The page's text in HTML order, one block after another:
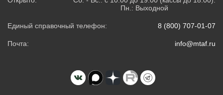
Пн.: Выходной
Единый справочный телефон: 8 (800) 707-01-07
Почта: info@mtaf.ru